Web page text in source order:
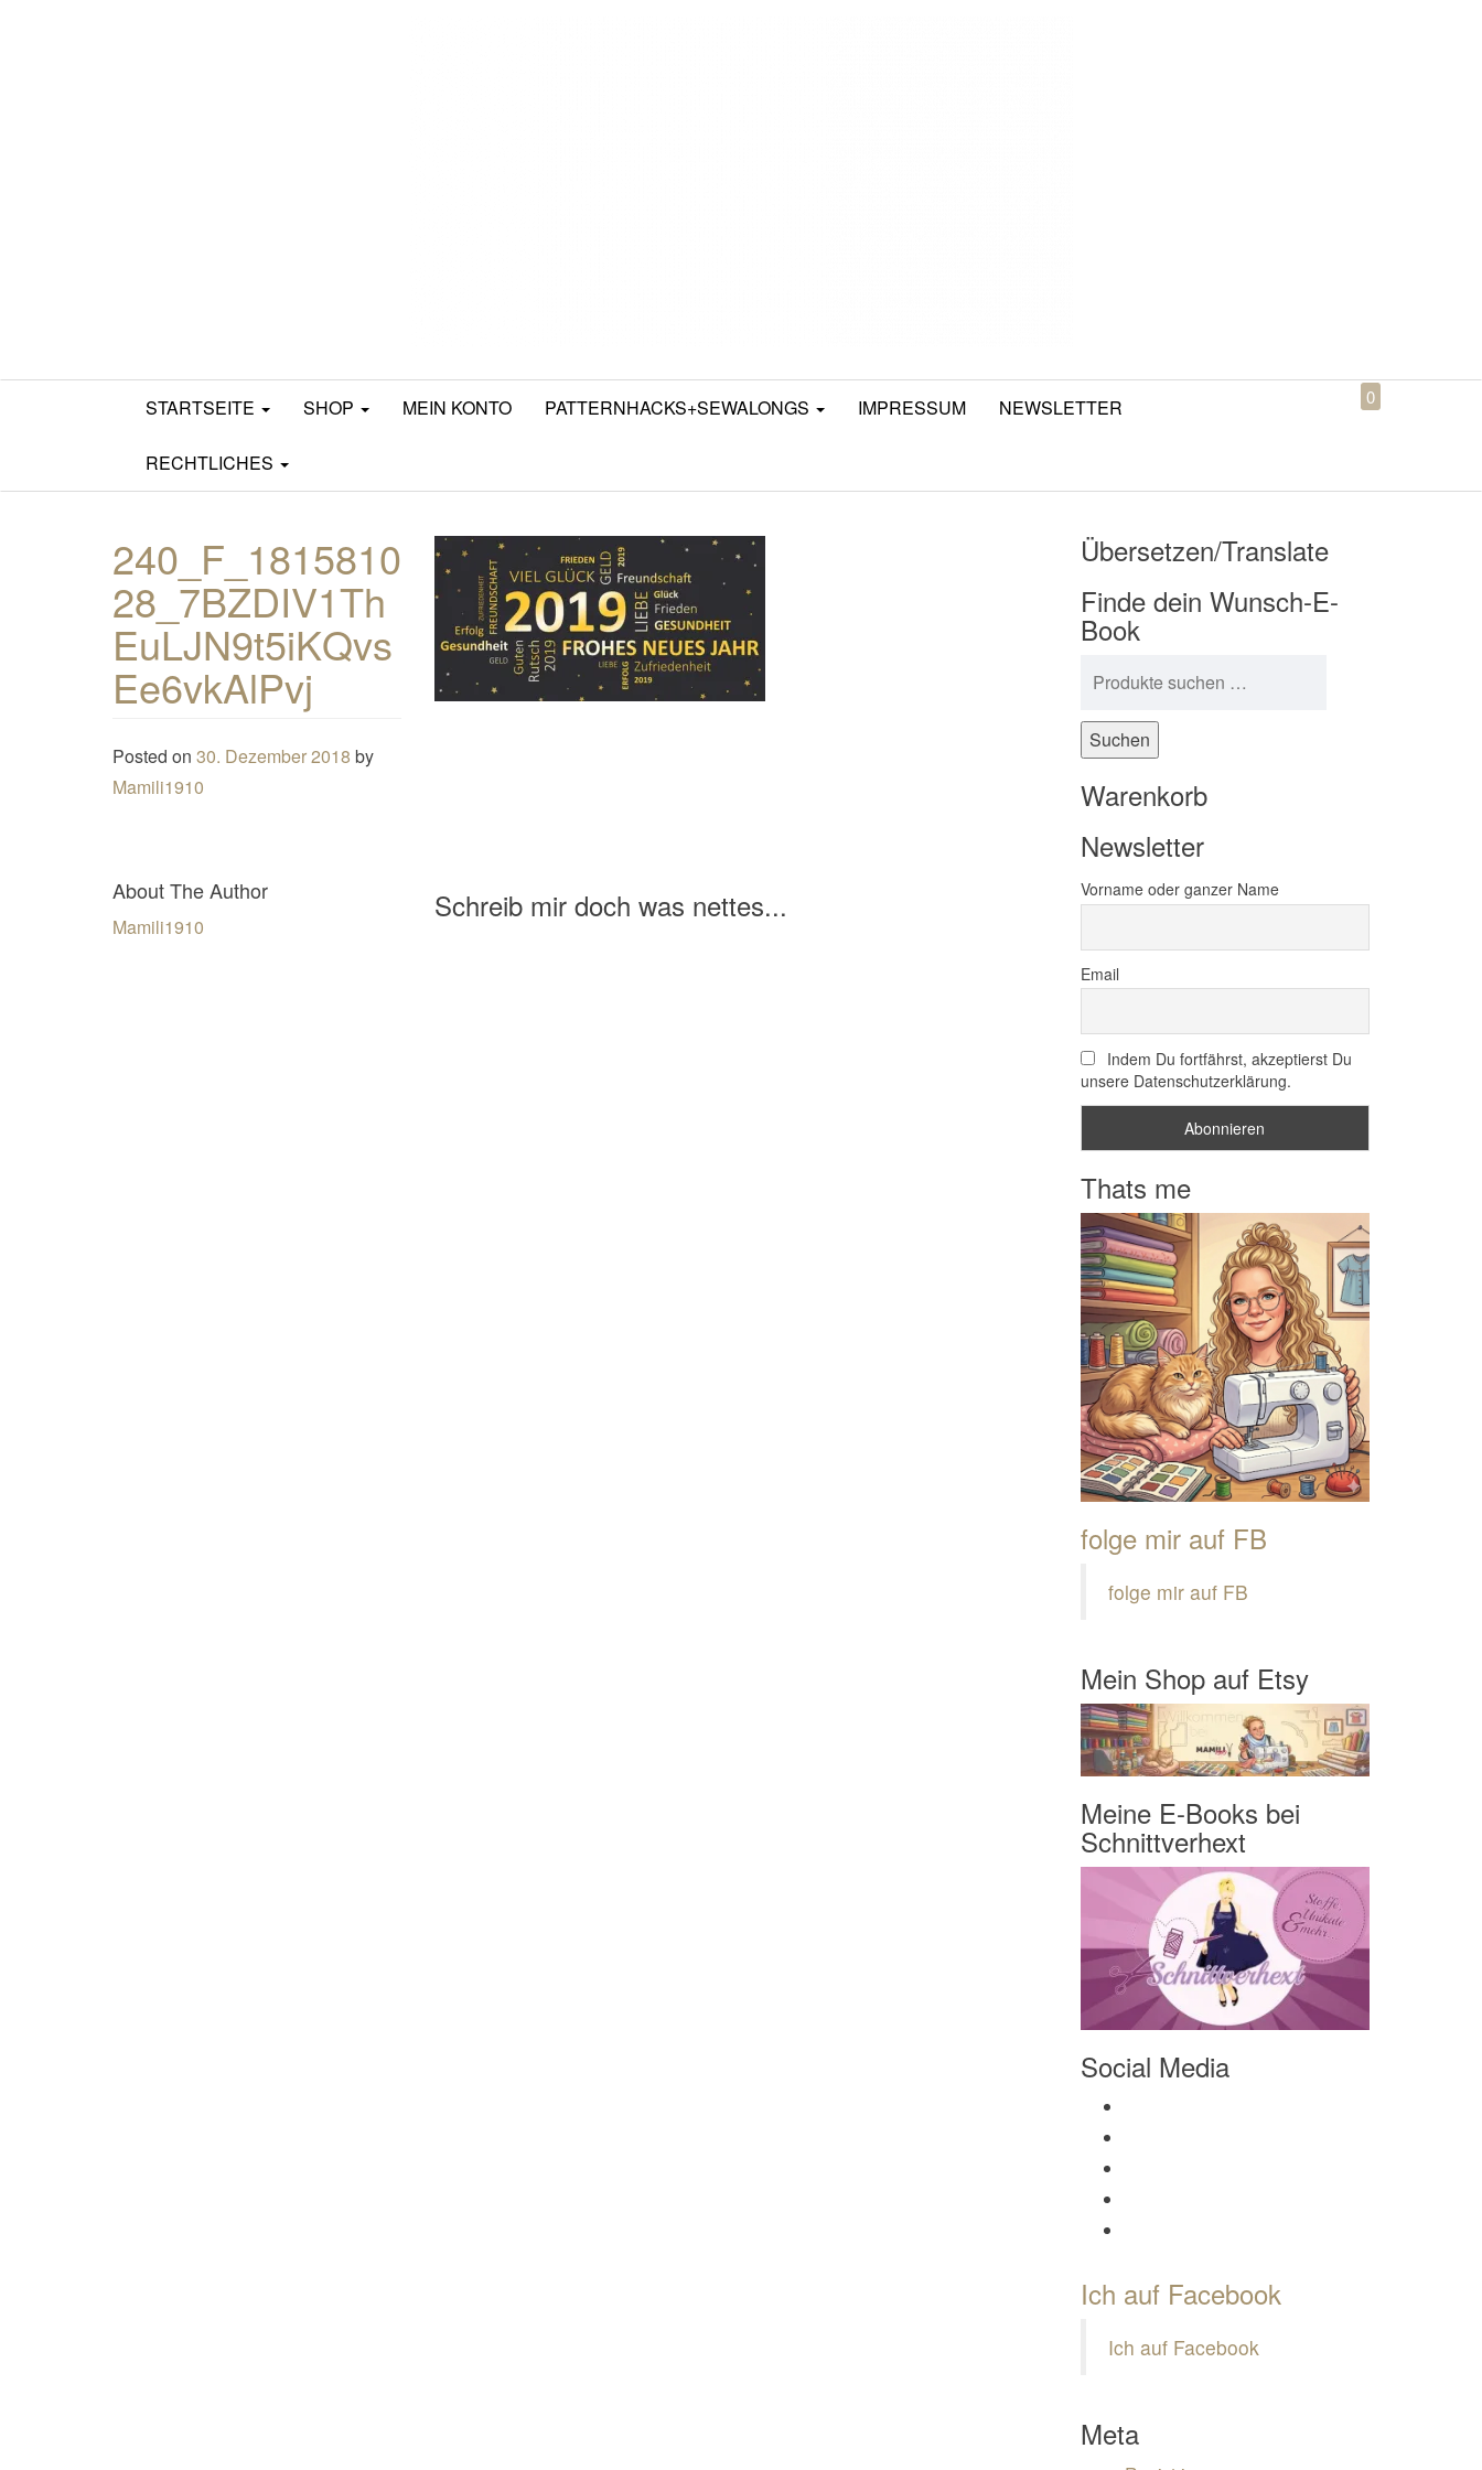
Mamili1910
STARTSEITE SHOP MEIN KONTO PATTERNHACKS+SEWALONGS IMPRESSUM NEWSLETTER
RECHTLICHES
0
240_F_1815810
28_7BZDIV1Th
EuLJN9t5iKQvs
Ee6vkAlPvj
Posted on 30. Dezember 2018 by
Mamili1910
About The Author
Mamili1910
Schreib mir doch was nettes...
Übersetzen/Translate
Finde dein Wunsch-E-
Book
Suchen
Warenkorb
Newsletter
Vorname oder ganzer Name
Email
Indem Du fortfährst, akzeptierst Du
unsere Datenschutzerklärung.
Thats me
folge mir auf FB
folge mir auf FB
Mein Shop auf Etsy
Meine E-Books bei
Schnittverhext
Social Media
Ich auf Facebook
Ich auf Facebook
Meta